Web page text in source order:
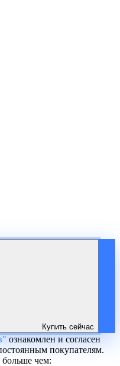
Купить сейчас
ознакомлен и согласен
покупателям.
чем: